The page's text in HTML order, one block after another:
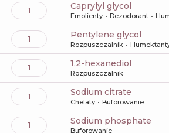
1 caprylyl glycol
Emolienty Dezodorant
1 pentylene glycol
Rozpuszczalnik
1 1,2-hexanediol
Rozpuszczalnik
1 sodium citrate
Chelaty Buforowanie
1 sodium phosphate
Buforowanie